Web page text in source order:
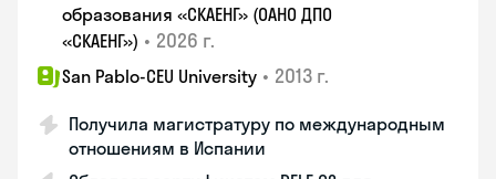
образования «СКАЕНГ» (ОАНО ДПО
«СКАЕНГ») • 2026 г.
San Pablo-CEU University • 2013 г.
Получила магистратуру по международным
отношениям в Испании